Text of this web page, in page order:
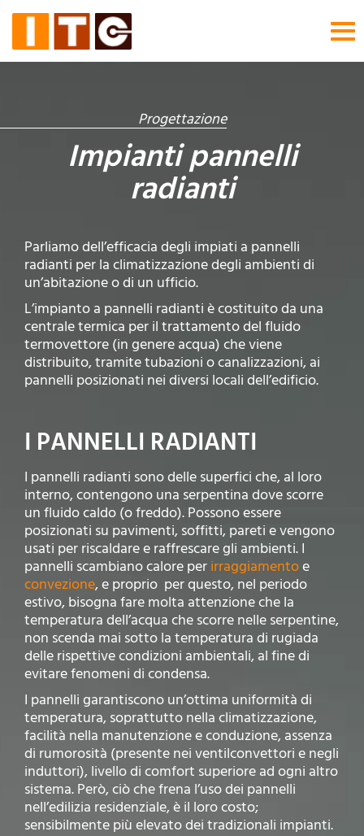
Progettazione
Impianti pannelli
radianti
Parliamo dell’efficacia degli impiati a pannelli
radianti per la climatizzazione degli ambienti di
un’abitazione o di un ufficio.
L’impianto a pannelli radianti è costituito da una
centrale termica per il trattamento del fluido
termovettore (in genere acqua) che viene
distribuito, tramite tubazioni o canalizzazioni, ai
pannelli posizionati nei diversi locali dell’edificio.
I PANNELLI RADIANTI
I pannelli radianti sono delle superfici che, al loro
interno, contengono una serpentina dove scorre
un fluido caldo (o freddo). Possono essere
posizionati su pavimenti, soffitti, pareti e vengono
usati per riscaldare e raffrescare gli ambienti. I
pannelli scambiano calore per irraggiamentoe
convezione, e proprio per questo, nel periodo
estivo, bisogna fare molta attenzione che la
temperatura dell’acqua che scorre nelle serpentine,
non scenda mai sotto la temperatura di rugiada
delle rispettive condizioni ambientali, al fine di
evitare fenomeni di condensa.
I pannelli garantiscono un’ottima uniformità di
temperatura, soprattutto nella climatizzazione,
facilità nella manutenzione e conduzione, assenza
di rumorosità (presente nei ventilconvettori e negli
induttori), livello di comfort superiore ad ogni altro
sistema. Però, ciò che frena l’uso dei pannelli
nell’edilizia residenziale, è il loro costo;
sensibilmente più elevato dei tradizionali impianti.